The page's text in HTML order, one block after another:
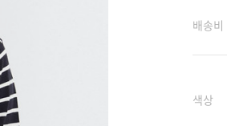
배송비
색상